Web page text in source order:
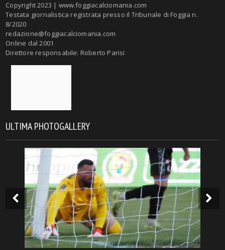
Copyright 2023 | www.foggiacalciomania.com
Testata giornalistica registrata presso il Tribunale di Foggia n.
8/2020
redazione@foggiacalciomania.com
Online dal 2001
Direttore responsabile: Roberto Parisi
ULTIMA PHOTOGALLERY